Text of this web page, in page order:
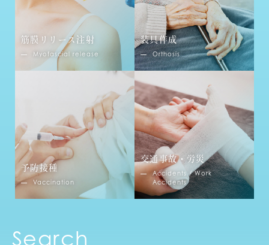
筋膜リリース注射
Myofascial release
装具作成
Orthosis
予防接種
Vaccination
交通事故・労災
Accidents / Work
Accidents
Search